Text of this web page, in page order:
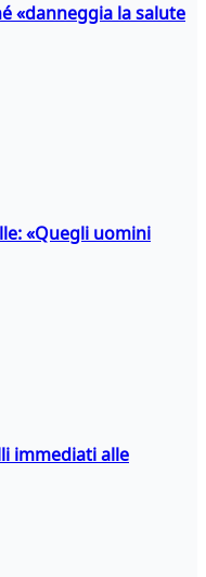
«danneggia la salute
«Quegli uomini
immediati alle